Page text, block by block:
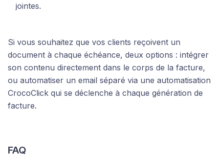
jointes.
Si vous souhaitez que vos clients reçoivent un
document à chaque échéance, deux options : intégrer
son contenu directement dans le corps de la facture,
ou automatiser un email séparé via une automatisation
CrocoClick qui se déclenche à chaque génération de
facture.
FAQ